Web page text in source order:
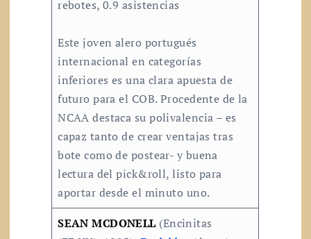
rebotes, 0.9 asistencias
Este joven alero portugués
internacional en categorías
inferiores es una clara apuesta de
futuro para el COB. Procedente de la
NCAA destaca su polivalencia – es
capaz tanto de crear ventajas tras
bote como de postear- y buena
lectura del pick&roll, listo para
aportar desde el minuto uno.
SEAN MCDONELL(Encinitas